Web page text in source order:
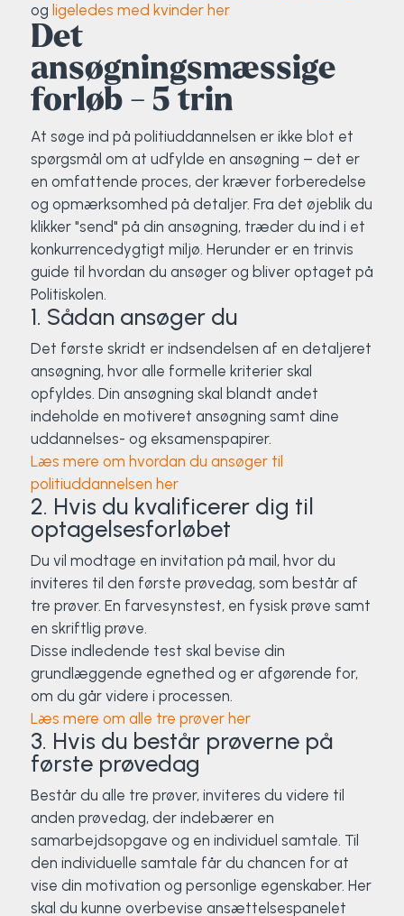
og ligeledes med kvinder her
Det
ansøgningsmæssige
forløb - 5 trin
At søge ind på politiuddannelsen er ikke blot et
spørgsmål om at udfylde en ansøgning – det er
en omfattende proces, der kræver forberedelse
og opmærksomhed på detaljer. Fra det øjeblik du
klikker "send" på din ansøgning, træder du ind i et
konkurrencedygtigt miljø. Herunder er en trinvis
guide til hvordan du ansøger og bliver optaget på
Politiskolen.
1. Sådan ansøger du
Det første skridt er indsendelsen af en detaljeret
ansøgning, hvor alle formelle kriterier skal
opfyldes. Din ansøgning skal blandt andet
indeholde en motiveret ansøgning samt dine
uddannelses- og eksamenspapirer.
Læs mere om hvordan du ansøger til
politiuddannelsen her
2. Hvis du kvalificerer dig til
optagelsesforløbet
Du vil modtage en invitation på mail, hvor du
inviteres til den første prøvedag, som består af
tre prøver. En farvesynstest, en fysisk prøve samt
en skriftlig prøve.
Disse indledende test skal bevise din
grundlæggende egnethed og er afgørende for,
om du går videre i processen.
Læs mere om alle tre prøver her
3. Hvis du består prøverne på
første prøvedag
Består du alle tre prøver, inviteres du videre til
anden prøvedag, der indebærer en
samarbejdsopgave og en individuel samtale. Til
den individuelle samtale får du chancen for at
vise din motivation og personlige egenskaber. Her
skal du kunne overbevise ansættelsespanelet